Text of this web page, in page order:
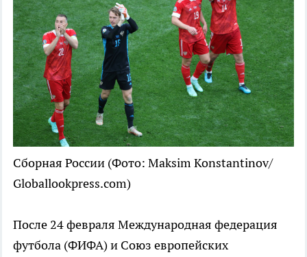
Сборная России (Фото: Maksim Konstantinov/
Globallookpress.com)
После 24 февраля Международная федерация
футбола (ФИФА) и Союз европейских